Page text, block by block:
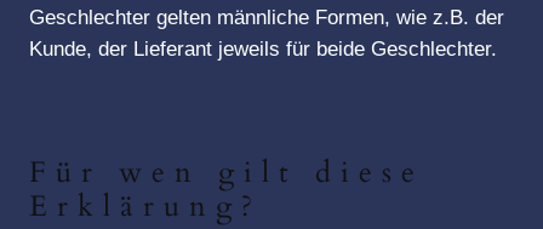
Geschlechter gelten männliche Formen, wie z.B. der
Kunde, der Lieferant jeweils für beide Geschlechter.
Für wen gilt diese
Erklärung?